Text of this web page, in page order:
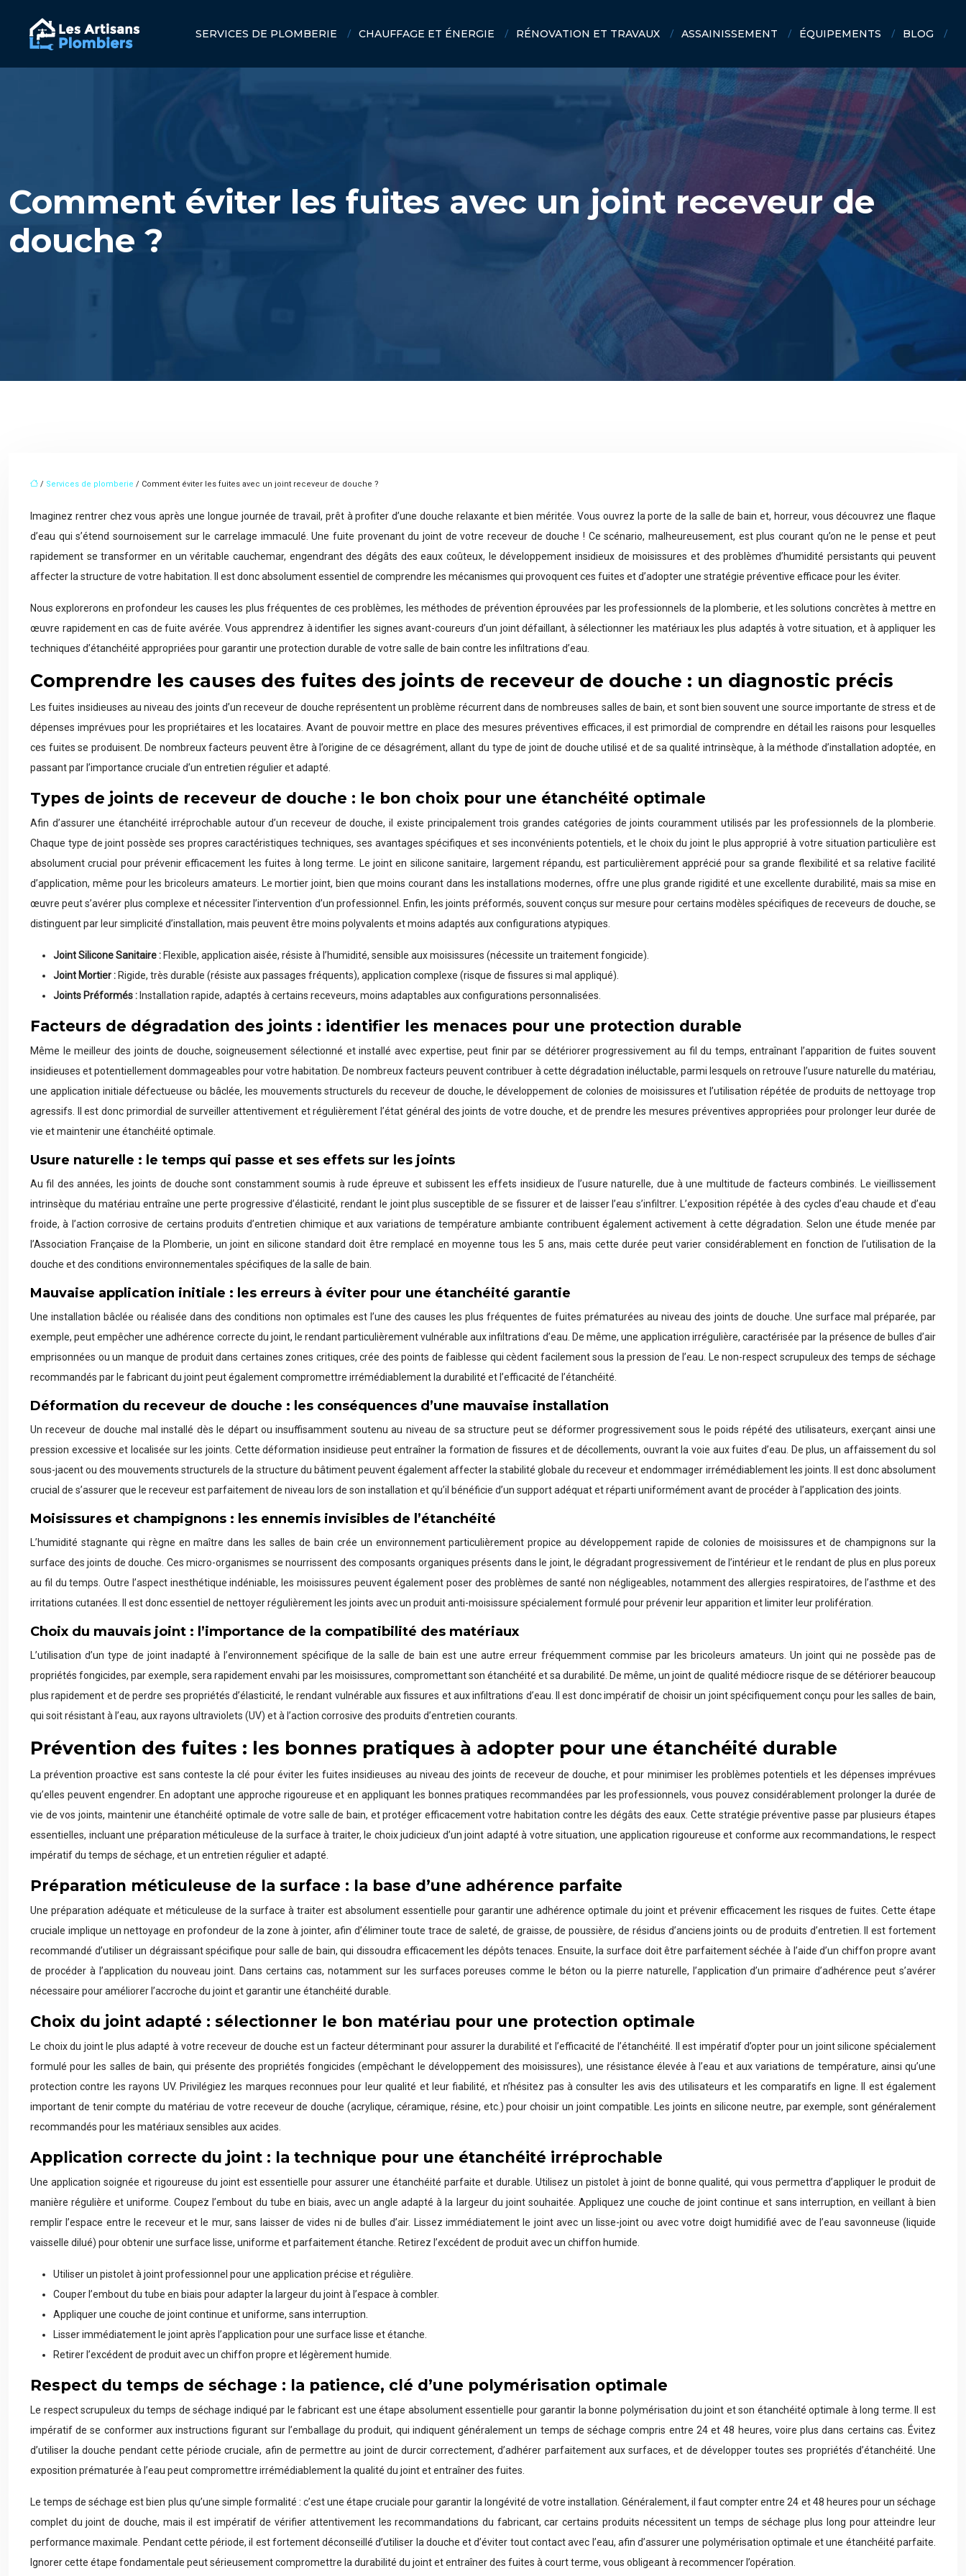
SERVICES DE PLOMBERIE CHAUFFAGE ET ÉNERGIE RÉNOVATION ET TRAVAUX ASSAINISSEMENT ÉQUIPEMENTS BLOG
Comment éviter les fuites avec un joint receveur de
douche ?
/ Services de plomberie / Comment éviter les fuites avec un joint receveur de douche ?
Imaginez rentrer chez vous après une longue journée de travail, prêt à profiter d’une douche relaxante et bien méritée. Vous ouvrez la porte de la salle de bain et, horreur, vous découvrez une flaque
d’eau qui s’étend sournoisement sur le carrelage immaculé. Une fuite provenant du joint de votre receveur de douche ! Ce scénario, malheureusement, est plus courant qu’on ne le pense et peut
rapidement se transformer en un véritable cauchemar, engendrant des dégâts des eaux coûteux, le développement insidieux de moisissures et des problèmes d’humidité persistants qui peuvent
affecter la structure de votre habitation. Il est donc absolument essentiel de comprendre les mécanismes qui provoquent ces fuites et d’adopter une stratégie préventive efficace pour les éviter.
Nous explorerons en profondeur les causes les plus fréquentes de ces problèmes, les méthodes de prévention éprouvées par les professionnels de la plomberie, et les solutions concrètes à mettre en
œuvre rapidement en cas de fuite avérée. Vous apprendrez à identifier les signes avant-coureurs d’un joint défaillant, à sélectionner les matériaux les plus adaptés à votre situation, et à appliquer les
techniques d’étanchéité appropriées pour garantir une protection durable de votre salle de bain contre les infiltrations d’eau.
Comprendre les causes des fuites des joints de receveur de douche : un diagnostic précis
Les fuites insidieuses au niveau des joints d’un receveur de douche représentent un problème récurrent dans de nombreuses salles de bain, et sont bien souvent une source importante de stress et de
dépenses imprévues pour les propriétaires et les locataires. Avant de pouvoir mettre en place des mesures préventives efficaces, il est primordial de comprendre en détail les raisons pour lesquelles
ces fuites se produisent. De nombreux facteurs peuvent être à l’origine de ce désagrément, allant du type de joint de douche utilisé et de sa qualité intrinsèque, à la méthode d’installation adoptée, en
passant par l’importance cruciale d’un entretien régulier et adapté.
Types de joints de receveur de douche : le bon choix pour une étanchéité optimale
Afin d’assurer une étanchéité irréprochable autour d’un receveur de douche, il existe principalement trois grandes catégories de joints couramment utilisés par les professionnels de la plomberie.
Chaque type de joint possède ses propres caractéristiques techniques, ses avantages spécifiques et ses inconvénients potentiels, et le choix du joint le plus approprié à votre situation particulière est
absolument crucial pour prévenir efficacement les fuites à long terme. Le joint en silicone sanitaire, largement répandu, est particulièrement apprécié pour sa grande flexibilité et sa relative facilité
d’application, même pour les bricoleurs amateurs. Le mortier joint, bien que moins courant dans les installations modernes, offre une plus grande rigidité et une excellente durabilité, mais sa mise en
œuvre peut s’avérer plus complexe et nécessiter l’intervention d’un professionnel. Enfin, les joints préformés, souvent conçus sur mesure pour certains modèles spécifiques de receveurs de douche, se
distinguent par leur simplicité d’installation, mais peuvent être moins polyvalents et moins adaptés aux configurations atypiques.
Joint Silicone Sanitaire : Flexible, application aisée, résiste à l’humidité, sensible aux moisissures (nécessite un traitement fongicide).
Joint Mortier : Rigide, très durable (résiste aux passages fréquents), application complexe (risque de fissures si mal appliqué).
Joints Préformés : Installation rapide, adaptés à certains receveurs, moins adaptables aux configurations personnalisées.
Facteurs de dégradation des joints : identifier les menaces pour une protection durable
Même le meilleur des joints de douche, soigneusement sélectionné et installé avec expertise, peut finir par se détériorer progressivement au fil du temps, entraînant l’apparition de fuites souvent
insidieuses et potentiellement dommageables pour votre habitation. De nombreux facteurs peuvent contribuer à cette dégradation inéluctable, parmi lesquels on retrouve l’usure naturelle du matériau,
une application initiale défectueuse ou bâclée, les mouvements structurels du receveur de douche, le développement de colonies de moisissures et l’utilisation répétée de produits de nettoyage trop
agressifs. Il est donc primordial de surveiller attentivement et régulièrement l’état général des joints de votre douche, et de prendre les mesures préventives appropriées pour prolonger leur durée de
vie et maintenir une étanchéité optimale.
Usure naturelle : le temps qui passe et ses effets sur les joints
Au fil des années, les joints de douche sont constamment soumis à rude épreuve et subissent les effets insidieux de l’usure naturelle, due à une multitude de facteurs combinés. Le vieillissement
intrinsèque du matériau entraîne une perte progressive d’élasticité, rendant le joint plus susceptible de se fissurer et de laisser l’eau s’infiltrer. L’exposition répétée à des cycles d’eau chaude et d’eau
froide, à l’action corrosive de certains produits d’entretien chimique et aux variations de température ambiante contribuent également activement à cette dégradation. Selon une étude menée par
l’Association Française de la Plomberie, un joint en silicone standard doit être remplacé en moyenne tous les 5 ans, mais cette durée peut varier considérablement en fonction de l’utilisation de la
douche et des conditions environnementales spécifiques de la salle de bain.
Mauvaise application initiale : les erreurs à éviter pour une étanchéité garantie
Une installation bâclée ou réalisée dans des conditions non optimales est l’une des causes les plus fréquentes de fuites prématurées au niveau des joints de douche. Une surface mal préparée, par
exemple, peut empêcher une adhérence correcte du joint, le rendant particulièrement vulnérable aux infiltrations d’eau. De même, une application irrégulière, caractérisée par la présence de bulles d’air
emprisonnées ou un manque de produit dans certaines zones critiques, crée des points de faiblesse qui cèdent facilement sous la pression de l’eau. Le non-respect scrupuleux des temps de séchage
recommandés par le fabricant du joint peut également compromettre irrémédiablement la durabilité et l’efficacité de l’étanchéité.
Déformation du receveur de douche : les conséquences d’une mauvaise installation
Un receveur de douche mal installé dès le départ ou insuffisamment soutenu au niveau de sa structure peut se déformer progressivement sous le poids répété des utilisateurs, exerçant ainsi une
pression excessive et localisée sur les joints. Cette déformation insidieuse peut entraîner la formation de fissures et de décollements, ouvrant la voie aux fuites d’eau. De plus, un affaissement du sol
sous-jacent ou des mouvements structurels de la structure du bâtiment peuvent également affecter la stabilité globale du receveur et endommager irrémédiablement les joints. Il est donc absolument
crucial de s’assurer que le receveur est parfaitement de niveau lors de son installation et qu’il bénéficie d’un support adéquat et réparti uniformément avant de procéder à l’application des joints.
Moisissures et champignons : les ennemis invisibles de l’étanchéité
L’humidité stagnante qui règne en maître dans les salles de bain crée un environnement particulièrement propice au développement rapide de colonies de moisissures et de champignons sur la
surface des joints de douche. Ces micro-organismes se nourrissent des composants organiques présents dans le joint, le dégradant progressivement de l’intérieur et le rendant de plus en plus poreux
au fil du temps. Outre l’aspect inesthétique indéniable, les moisissures peuvent également poser des problèmes de santé non négligeables, notamment des allergies respiratoires, de l’asthme et des
irritations cutanées. Il est donc essentiel de nettoyer régulièrement les joints avec un produit anti-moisissure spécialement formulé pour prévenir leur apparition et limiter leur prolifération.
Choix du mauvais joint : l’importance de la compatibilité des matériaux
L’utilisation d’un type de joint inadapté à l’environnement spécifique de la salle de bain est une autre erreur fréquemment commise par les bricoleurs amateurs. Un joint qui ne possède pas de
propriétés fongicides, par exemple, sera rapidement envahi par les moisissures, compromettant son étanchéité et sa durabilité. De même, un joint de qualité médiocre risque de se détériorer beaucoup
plus rapidement et de perdre ses propriétés d’élasticité, le rendant vulnérable aux fissures et aux infiltrations d’eau. Il est donc impératif de choisir un joint spécifiquement conçu pour les salles de bain,
qui soit résistant à l’eau, aux rayons ultraviolets (UV) et à l’action corrosive des produits d’entretien courants.
Prévention des fuites : les bonnes pratiques à adopter pour une étanchéité durable
La prévention proactive est sans conteste la clé pour éviter les fuites insidieuses au niveau des joints de receveur de douche, et pour minimiser les problèmes potentiels et les dépenses imprévues
qu’elles peuvent engendrer. En adoptant une approche rigoureuse et en appliquant les bonnes pratiques recommandées par les professionnels, vous pouvez considérablement prolonger la durée de
vie de vos joints, maintenir une étanchéité optimale de votre salle de bain, et protéger efficacement votre habitation contre les dégâts des eaux. Cette stratégie préventive passe par plusieurs étapes
essentielles, incluant une préparation méticuleuse de la surface à traiter, le choix judicieux d’un joint adapté à votre situation, une application rigoureuse et conforme aux recommandations, le respect
impératif du temps de séchage, et un entretien régulier et adapté.
Préparation méticuleuse de la surface : la base d’une adhérence parfaite
Une préparation adéquate et méticuleuse de la surface à traiter est absolument essentielle pour garantir une adhérence optimale du joint et prévenir efficacement les risques de fuites. Cette étape
cruciale implique un nettoyage en profondeur de la zone à jointer, afin d’éliminer toute trace de saleté, de graisse, de poussière, de résidus d’anciens joints ou de produits d’entretien. Il est fortement
recommandé d’utiliser un dégraissant spécifique pour salle de bain, qui dissoudra efficacement les dépôts tenaces. Ensuite, la surface doit être parfaitement séchée à l’aide d’un chiffon propre avant
de procéder à l’application du nouveau joint. Dans certains cas, notamment sur les surfaces poreuses comme le béton ou la pierre naturelle, l’application d’un primaire d’adhérence peut s’avérer
nécessaire pour améliorer l’accroche du joint et garantir une étanchéité durable.
Choix du joint adapté : sélectionner le bon matériau pour une protection optimale
Le choix du joint le plus adapté à votre receveur de douche est un facteur déterminant pour assurer la durabilité et l’efficacité de l’étanchéité. Il est impératif d’opter pour un joint silicone spécialement
formulé pour les salles de bain, qui présente des propriétés fongicides (empêchant le développement des moisissures), une résistance élevée à l’eau et aux variations de température, ainsi qu’une
protection contre les rayons UV. Privilégiez les marques reconnues pour leur qualité et leur fiabilité, et n’hésitez pas à consulter les avis des utilisateurs et les comparatifs en ligne. Il est également
important de tenir compte du matériau de votre receveur de douche (acrylique, céramique, résine, etc.) pour choisir un joint compatible. Les joints en silicone neutre, par exemple, sont généralement
recommandés pour les matériaux sensibles aux acides.
Application correcte du joint : la technique pour une étanchéité irréprochable
Une application soignée et rigoureuse du joint est essentielle pour assurer une étanchéité parfaite et durable. Utilisez un pistolet à joint de bonne qualité, qui vous permettra d’appliquer le produit de
manière régulière et uniforme. Coupez l’embout du tube en biais, avec un angle adapté à la largeur du joint souhaitée. Appliquez une couche de joint continue et sans interruption, en veillant à bien
remplir l’espace entre le receveur et le mur, sans laisser de vides ni de bulles d’air. Lissez immédiatement le joint avec un lisse-joint ou avec votre doigt humidifié avec de l’eau savonneuse (liquide
vaisselle dilué) pour obtenir une surface lisse, uniforme et parfaitement étanche. Retirez l’excédent de produit avec un chiffon humide.
Utiliser un pistolet à joint professionnel pour une application précise et régulière.
Couper l’embout du tube en biais pour adapter la largeur du joint à l’espace à combler.
Appliquer une couche de joint continue et uniforme, sans interruption.
Lisser immédiatement le joint après l’application pour une surface lisse et étanche.
Retirer l’excédent de produit avec un chiffon propre et légèrement humide.
Respect du temps de séchage : la patience, clé d’une polymérisation optimale
Le respect scrupuleux du temps de séchage indiqué par le fabricant est une étape absolument essentielle pour garantir la bonne polymérisation du joint et son étanchéité optimale à long terme. Il est
impératif de se conformer aux instructions figurant sur l’emballage du produit, qui indiquent généralement un temps de séchage compris entre 24 et 48 heures, voire plus dans certains cas. Évitez
d’utiliser la douche pendant cette période cruciale, afin de permettre au joint de durcir correctement, d’adhérer parfaitement aux surfaces, et de développer toutes ses propriétés d’étanchéité. Une
exposition prématurée à l’eau peut compromettre irrémédiablement la qualité du joint et entraîner des fuites.
Le temps de séchage est bien plus qu’une simple formalité : c’est une étape cruciale pour garantir la longévité de votre installation. Généralement, il faut compter entre 24 et 48 heures pour un séchage
complet du joint de douche, mais il est impératif de vérifier attentivement les recommandations du fabricant, car certains produits nécessitent un temps de séchage plus long pour atteindre leur
performance maximale. Pendant cette période, il est fortement déconseillé d’utiliser la douche et d’éviter tout contact avec l’eau, afin d’assurer une polymérisation optimale et une étanchéité parfaite.
Ignorer cette étape fondamentale peut sérieusement compromettre la durabilité du joint et entraîner des fuites à court terme, vous obligeant à recommencer l’opération.